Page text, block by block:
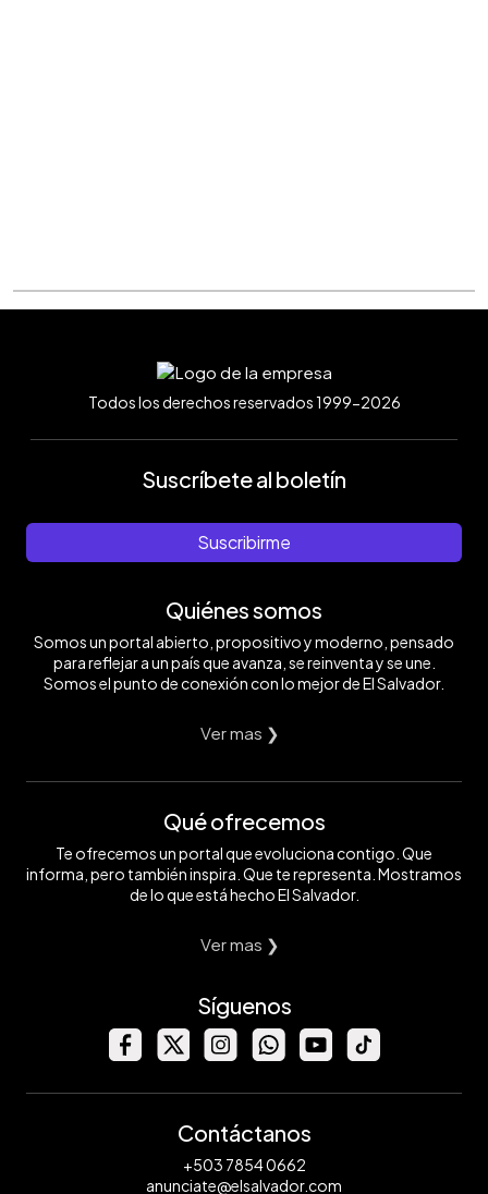
Todos los derechos reservados 1999-2026
Suscríbete al boletín
Suscribirme
Quiénes somos
Somos un portal abierto, propositivo y moderno, pensado
para reflejar a un país que avanza, se reinventa y se une.
Somos el punto de conexión con lo mejor de El Salvador.
Ver mas ❯
Qué ofrecemos
Te ofrecemos un portal que evoluciona contigo. Que
informa, pero también inspira. Que te representa. Mostramos
de lo que está hecho El Salvador.
Ver mas ❯
Síguenos
Contáctanos
+503 7854 0662
anunciate@elsalvador.com